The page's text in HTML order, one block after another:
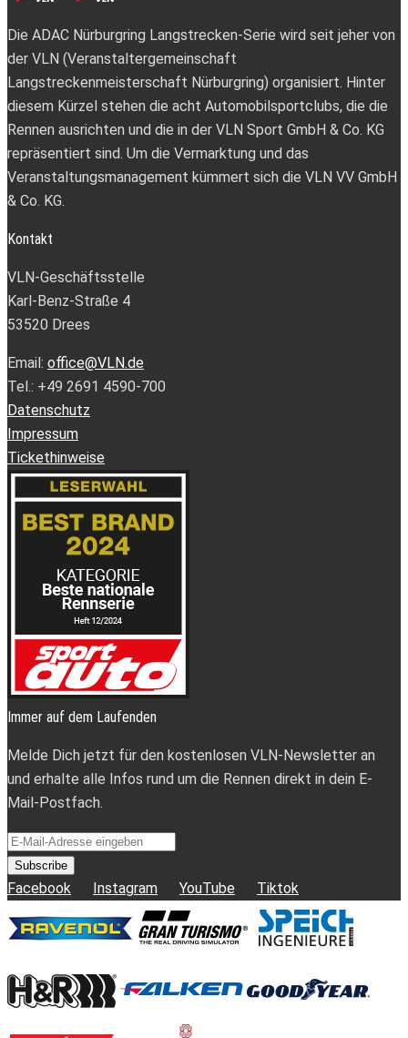
Die ADAC Nürburgring Langstrecken-Serie wird seit jeher von
der VLN (Veranstaltergemeinschaft
Langstreckenmeisterschaft Nürburgring) organisiert. Hinter
diesem Kürzel stehen die acht Automobilsportclubs, die die
Rennen ausrichten und die in der VLN Sport GmbH & Co. KG
repräsentiert sind. Um die Vermarktung und das
Veranstaltungsmanagement kümmert sich die VLN VV GmbH
& Co. KG.
Kontakt
VLN-Geschäftsstelle
Karl-Benz-Straße 4
53520 Drees
Email: office@VLN.de
Tel.: +49 2691 4590-700
Datenschutz
Impressum
Tickethinweise
Immer auf dem Laufenden
Melde Dich jetzt für den kostenlosen VLN-Newsletter an
und erhalte alle Infos rund um die Rennen direkt in dein E-
Mail-Postfach.
Subscribe
Facebook Instagram YouTube Tiktok